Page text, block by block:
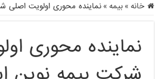
خانه » بیمه » نماینده محوری اولویت اصلی
نماینده محوری